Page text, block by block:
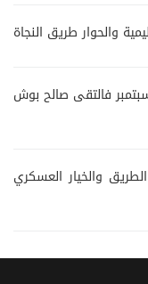
والحوار طريق النجاة
فالتقى صالح بوش
والخيار العسكري